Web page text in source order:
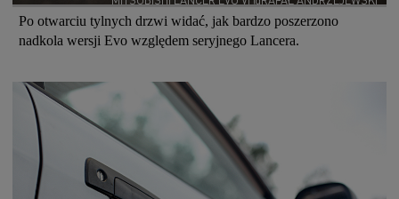
Po otwarciu tylnych drzwi widać, jak bardzo poszerzono
nadkola wersji Evo względem seryjnego Lancera.